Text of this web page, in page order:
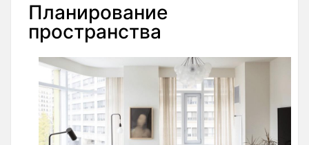
Планирование
пространства